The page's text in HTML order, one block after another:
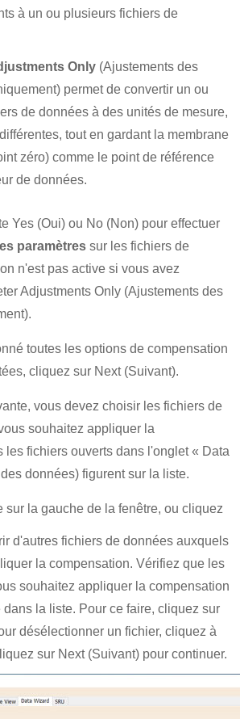
à un ou plusieurs fichiers de
Only (Ajustements des
permet de convertir un ou
de données à des unités de mesure,
tout en gardant la membrane
zéro) comme le point de référence
de données.
Yes (Oui) ou No (Non) pour effectuer
paramètres sur les fichiers de
n'est pas active si vous avez
Adjustments Only (Ajustements des
toutes les options de compensation
cliquez sur Next (Suivant).
vous devez choisir les fichiers de
souhaitez appliquer la
les fichiers ouverts dans l'onglet « Data
données) figurent sur la liste.
sur la gauche de la fenêtre, ou cliquez
d'autres fichiers de données auxquels
la compensation. Vérifiez que les
souhaitez appliquer la compensation
la liste. Pour ce faire, cliquez sur
désélectionner un fichier, cliquez à
sur Next (Suivant) pour continuer.